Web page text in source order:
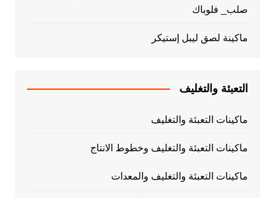
صلب_ فلوباك
ماكينة لصق ليبل إستيكر
التعبئة والتغليف
ماكينات التعبئة والتغليف
ماكينات التعبئة والتغليف وخطوط الانتاج
ماكينات التعبئة والتغليف والمعدات